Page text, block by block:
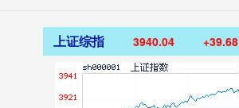
上证综指 3940.04 +39.68